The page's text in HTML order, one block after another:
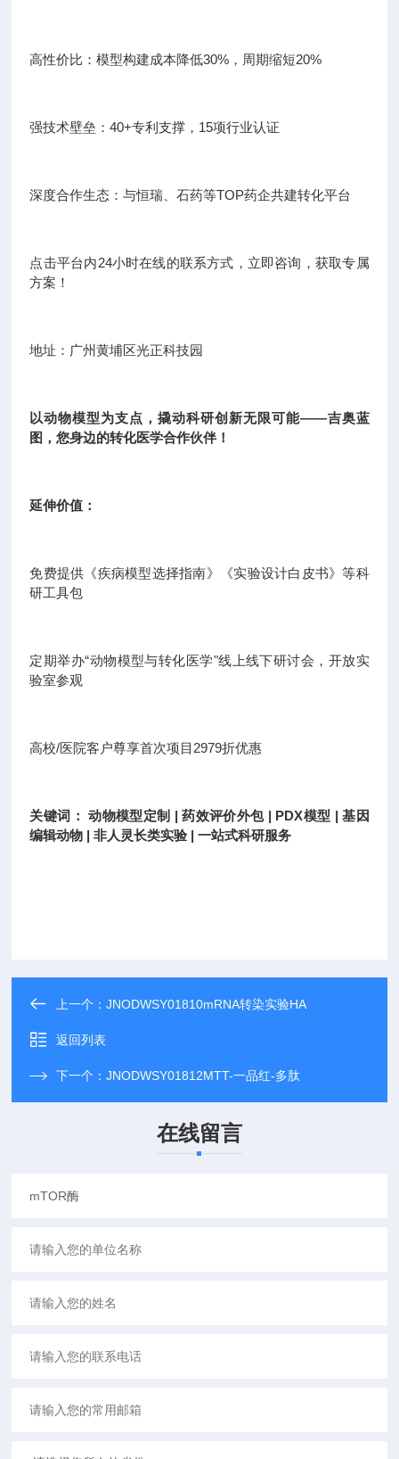
高性价比：模型构建成本降低30%，周期缩短20%
强技术壁垒：40+专利支撑，15项行业认证
深度合作生态：与恒瑞、石药等TOP药企共建转化平台
点击平台内24小时在线的联系方式，立即咨询，获取专属
方案！
地址：广州黄埔区光正科技园
以动物模型为支点，撬动科研创新无限可能——吉奥蓝
图，您身边的转化医学合作伙伴！
延伸价值：
免费提供《疾病模型选择指南》《实验设计白皮书》等科
研工具包
定期举办“动物模型与转化医学"线上线下研讨会，开放实
验室参观
高校/医院客户尊享首次项目2979折优惠
关键词： 动物模型定制 | 药效评价外包 | PDX模型 | 基因
编辑动物 | 非人灵长类实验 | 一站式科研服务
上一个：JNODWSY01810mRNA转染实验HA
返回列表
下一个：JNODWSY01812MTT-一品红-多肽
在线留言